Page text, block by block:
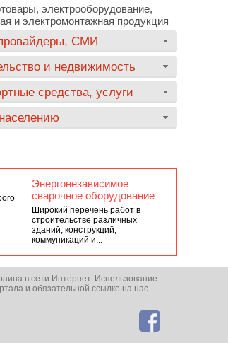
электрооборудование,
и электромонтажная продукция
СМИ
и недвижимость
средства, услуги
Энергонезависимое
сварочное оборудование
Широкий перечень работ в
строительстве различных
зданий, конструкций,
коммуникаций и...
в сети Интернет. Использование
и обязательной ссылке на нас.